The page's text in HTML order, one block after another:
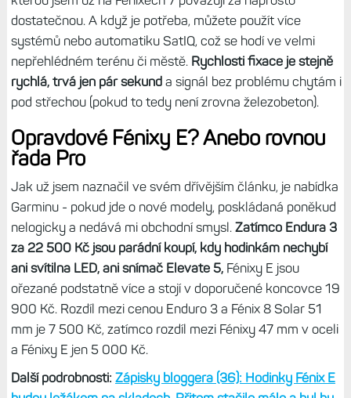
Stejná nálož snímačů
Pokud jde o hardware, snímačElevate 5je stejný, takže
přesnější měření tepovky mít nebudete, nedošlo ani k
žádnému vylepšení technologie displeje, nejsou ani krycí
jako psí kulky.Svítilnu LED mají i Fénixy 7/Epixy Pro, takže
tu se žádné vylepšení nekonalo.
vyšší intenzitě a barvě světla ( je bělejší).
Čtěte dále:Svítilna na hodinkách: Režimy svícení a blikání,
možnosti a nastavení, intenzita a výdrž hodinek
Nepatrně lepší je výdrž u modelů s AMOLED, v aktivitě pár
procent navíc, v režimu hodinek je to pak stejné. Při
běžném používání jsem nepoznal rozdíl mezi Epixy a
Fénixy 8 ve stejné velikosti. Lepší je to u solárních modelů,
kde Garmin pravděpodobně trochu zvětšil baterii - tomu
by odpovídala i větší tloušťka než u původních sedmiček.
Shodná je podle prvních srovnání také přesnost GPS,